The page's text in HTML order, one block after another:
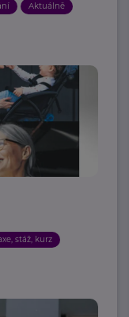
Aktuálně
stáž, kurz